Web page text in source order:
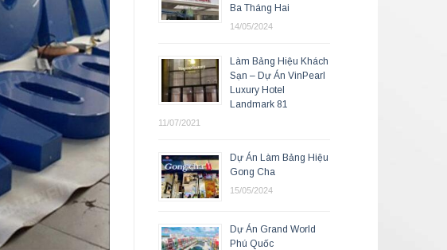
Ba Tháng Hai
14/05/2024
Làm Bảng Hiệu Khách
Sạn – Dự Án VinPearl
Luxury Hotel
Landmark 81
11/07/2021
Dự Án Làm Bảng Hiệu
Gong Cha
15/05/2024
Dự Án Grand World
Phú Quốc